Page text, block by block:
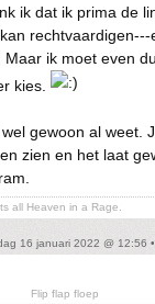
ik dat ik prima de
rechtvaardigen---
ik moet even
kies.
gewoon al weet.
zien en het laat
all Heaven in a Rage.
16 januari 2022 @ 12:56
Flip flap floep